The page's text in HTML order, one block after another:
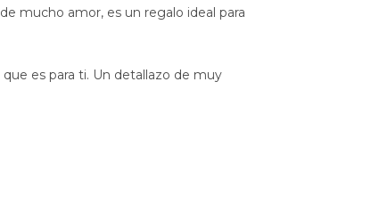
mucho amor, es un regalo ideal para
es para ti. Un detallazo de muy